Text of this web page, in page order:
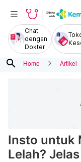
Chat
dengan
Dokter
search Home Artikel
Insto untuk
Lelah?